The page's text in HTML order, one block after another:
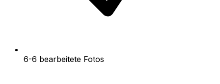
6-6 bearbeitete Fotos